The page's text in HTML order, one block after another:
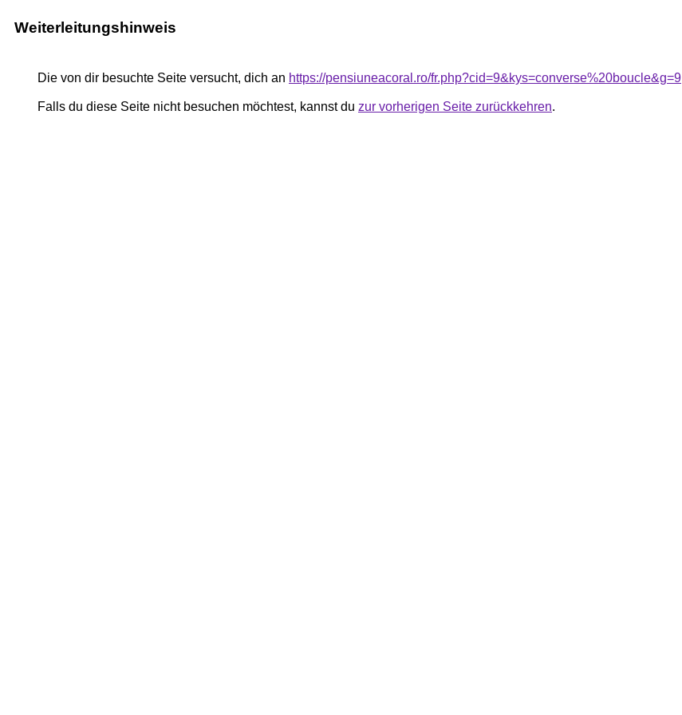
Weiterleitungshinweis
Die von dir besuchte Seite versucht, dich an https://pensiuneacoral.ro/fr.php?cid=9&kys=converse%20boucle&g=9
Falls du diese Seite nicht besuchen möchtest, kannst du zur vorherigen Seite zurückkehren.